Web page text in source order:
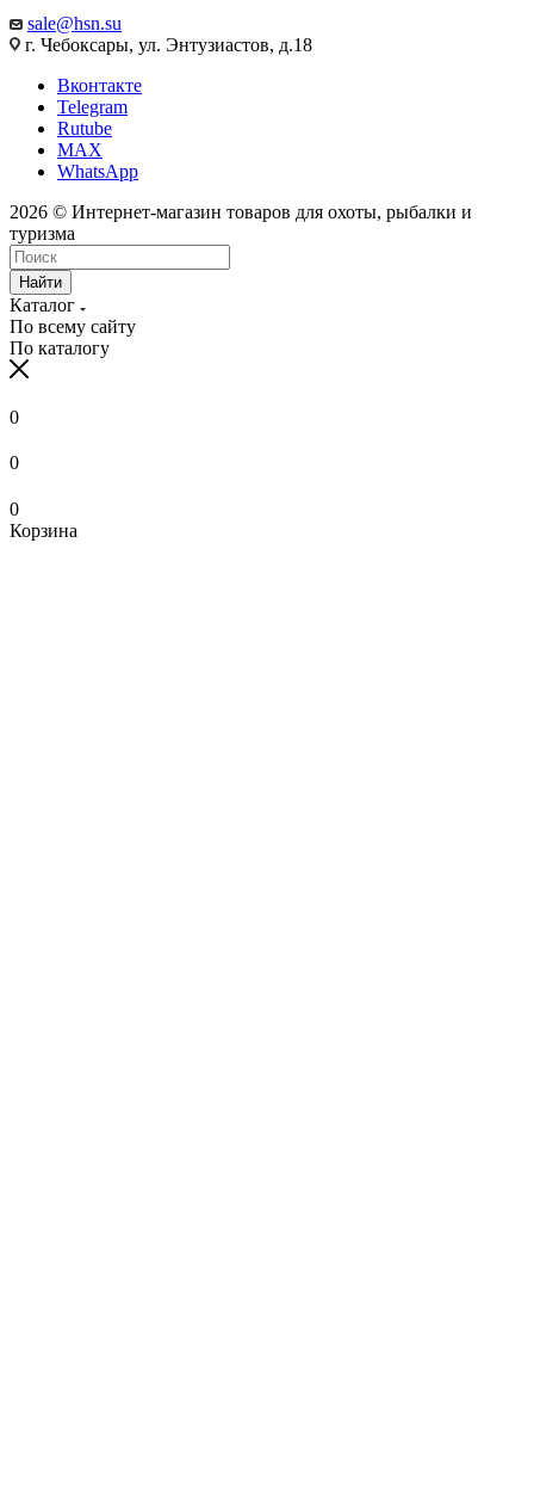
sale@hsn.su
г. Чебоксары, ул. Энтузиастов, д.18
Вконтакте
Telegram
Rutube
MAX
WhatsApp
2026 © Интернет-магазин товаров для охоты, рыбалки и
туризма
Найти
Каталог
По всему сайту
По каталогу
0
0
0
Корзина